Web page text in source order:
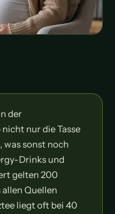
der
nur die Tasse
was sonst noch
Drinks und
gelten 200
Quellen
liegt oft bei 40